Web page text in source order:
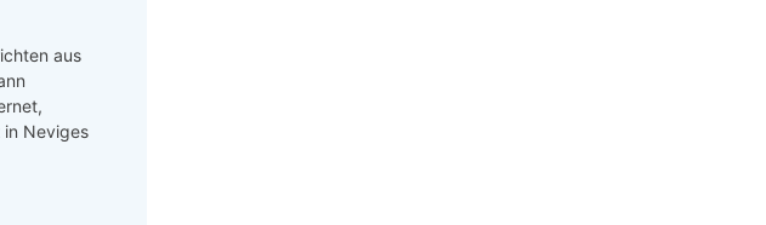
aus
in Neviges